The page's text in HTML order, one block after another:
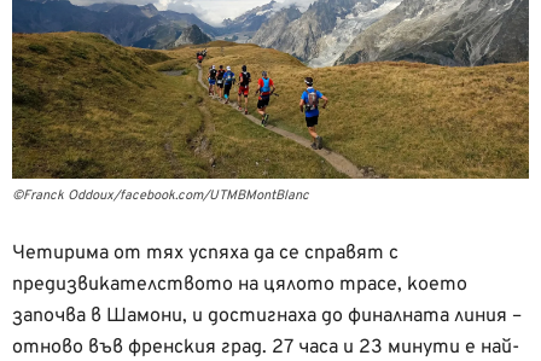
©Franck Oddoux/facebook.com/UTMBMontBlanc
Четирима от тях успяха да се справят с
предизвикателството на цялото трасе, което
започва в Шамони, и достигнаха до финалната линия –
отново във френския град. 27 часа и 23 минути е най-